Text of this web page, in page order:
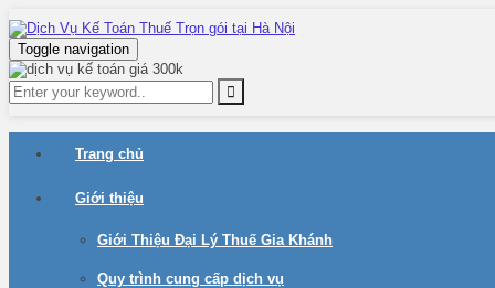
Toggle navigation
Trang chủ
Giới thiệu
Giới Thiệu Đại Lý Thuế Gia Khánh
Quy trình cung cấp dịch vụ